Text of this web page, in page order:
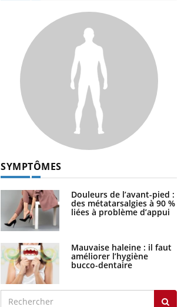
SYMPTÔMES
Douleurs de l’avant-pied :
des métatarsalgies à 90 %
liées à problème d’appui
Mauvaise haleine : il faut
améliorer l’hygiène
bucco-dentaire